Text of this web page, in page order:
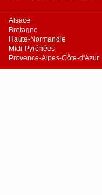
Alsace
Bretagne
Haute-Normandie
Midi-Pyrénées
Provence-Alpes-Côte-d'Azur